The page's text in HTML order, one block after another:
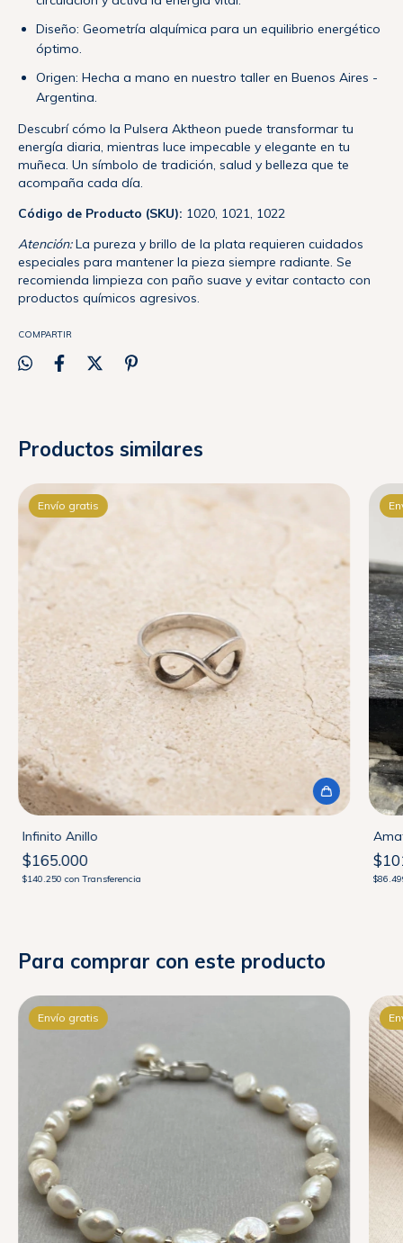
Diseño: Geometría alquímica para un equilibrio energético
óptimo.
Origen: Hecha a mano en nuestro taller en Buenos Aires -
Argentina.
Descubrí cómo la Pulsera Aktheon puede transformar tu
energía diaria, mientras luce impecable y elegante en tu
muñeca. Un símbolo de tradición, salud y belleza que te
acompaña cada día.
Código de Producto (SKU): 1020, 1021, 1022
Atención:La pureza y brillo de la plata requieren cuidados
especiales para mantener la pieza siempre radiante. Se
recomienda limpieza con paño suave y evitar contacto con
productos químicos agresivos.
COMPARTIR
Productos similares
Envío gratis
Infinito Anillo
$165.000
$140.250con Transferencia
Para comprar con este producto
Envío gratis